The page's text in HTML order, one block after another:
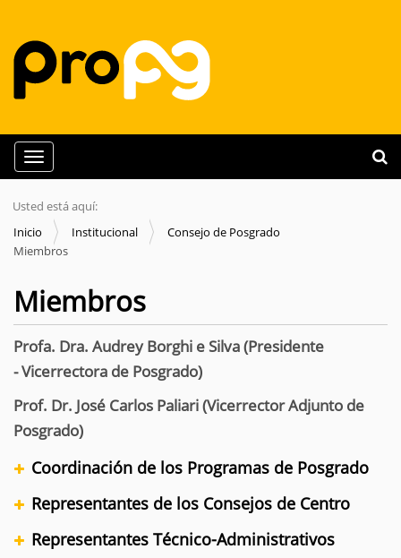
Toggle navigation
Usted está aquí:
Inicio
Institucional
Consejo de Posgrado
Miembros
Miembros
Profa. Dra. Audrey Borghi e Silva (Presidente
- Vicerrectora de Posgrado)
Prof. Dr. José Carlos Paliari (Vicerrector Adjunto de
Posgrado)
Coordinación de los Programas de Posgrado
Representantes de los Consejos de Centro
Representantes Técnico-Administrativos